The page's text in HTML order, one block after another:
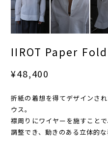
IIROT Paper
¥48,400
折紙の着想を得てデザインさ
ウス。
襟周りにワイヤーを施すこと
調整でき、動きのある立体的な